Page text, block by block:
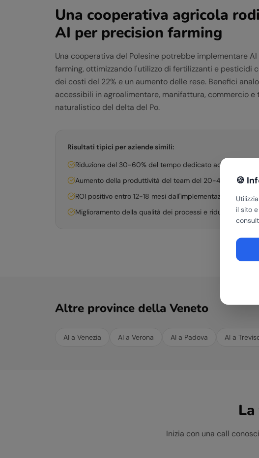
🍪
il sito
Una cooperativa agricola
AI per precision farming
Una cooperativa del Polesine potrebbe implementare
farming, ottimizzando l'utilizzo di fertilizzanti e pesticidi
dei costi del 22% e un aumento delle rese. Benefici
accessibili in agroalimentare, manifattura, commercio e
naturalistico del delta del Po.
Risultati tipici per aziende simili:
Riduzione del 30-60% del tempo dedicato ad attività
Aumento della produttività del team del 20-40%
ROI positivo entro 12-18 mesi dall'implementazione
Miglioramento della qualità dei processi e riduzione degli
Altre province della Veneto
AI a Venezia AI a Verona AI a Padova AI a
Inizia con una call